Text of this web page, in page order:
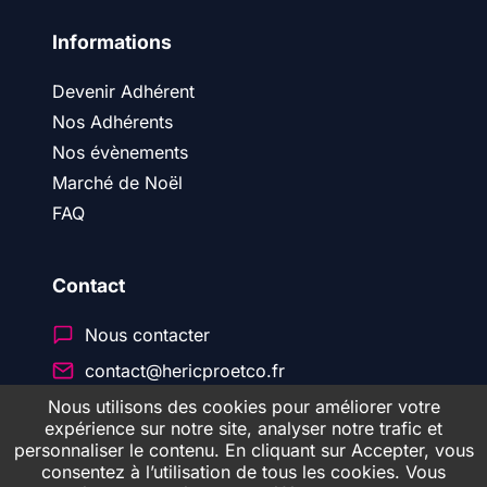
Nous utilisons des cookies pour améliorer votre
expérience sur notre site, analyser notre trafic et
personnaliser le contenu. En cliquant sur Accepter, vous
consentez à l’utilisation de tous les cookies. Vous
cabinet 5 allée Océania derrière la
pharmacie. Pourquoi consulter ? Toute
demande qui vous paraît importante,
l’estime de soi, redonner du sens à sa vie, à
son parcours professionnel ou d’études,
difficultés à l’école, la parentalité, l’arrivée
d’un enfant, la relation parents-enfants, son
gérer ses émotions, stress, blocages,
échecs, deuils, séparation, l’arrêt de la
…
Professionnels pourquoi faire appel à
moi ?
Informations
Devenir Adhérent
Nos Adhérents
Nos évènements
Marché de Noël
FAQ
Contact
Nous contacter
contact@hericproetco.fr
© 2026 Héric Pro & CO